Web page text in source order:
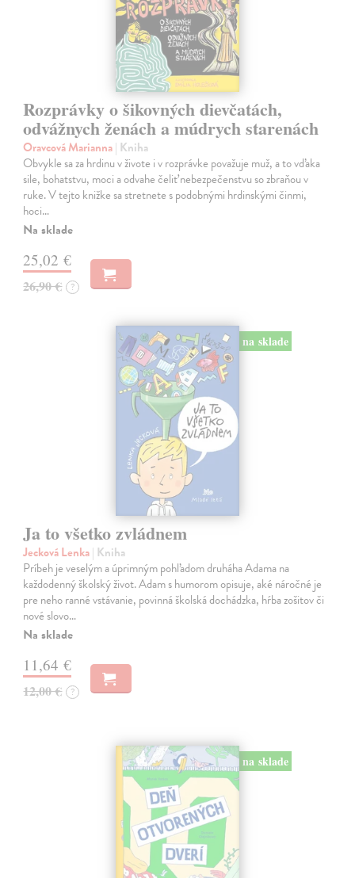
Rozprávky o šikovných dievčatách,
odvážnych ženách a múdrych starenách
Oravcová Marianna| Kniha
Obvykle sa za hrdinu v živote i v rozprávke považuje muž, a to vďaka
sile, bohatstvu, moci a odvahe čeliť nebezpečenstvu so zbraňou v
ruke. V tejto knižke sa stretnete s podobnými hrdinskými činmi,
hoci…
Na sklade
25,02 €
26,90 € ?
na sklade
Ja to všetko zvládnem
Jecková Lenka| Kniha
Príbeh je veselým a úprimným pohľadom druháha Adama na
každodenný školský život. Adam s humorom opisuje, aké náročné je
pre neho ranné vstávanie, povinná školská dochádzka, hŕba zošitov či
nové slovo…
Na sklade
11,64 €
12,00 € ?
na sklade